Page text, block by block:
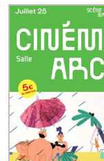
En
plus